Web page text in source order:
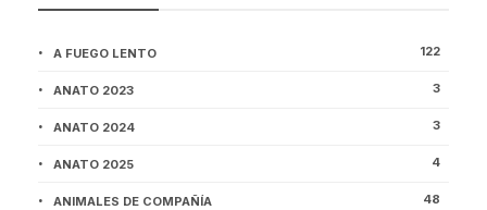
A FUEGO LENTO 122
ANATO 2023 3
ANATO 2024 3
ANATO 2025 4
ANIMALES DE COMPAÑÍA 48